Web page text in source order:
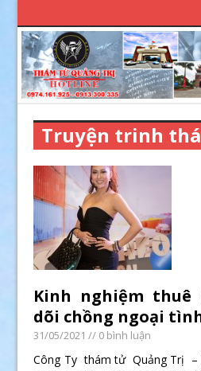
Truyện trinh
Kinh nghiệm
dõi chồng ngoại
31/05/2021 // 0 bình luận
Công Ty thám tử Quảng Trị –